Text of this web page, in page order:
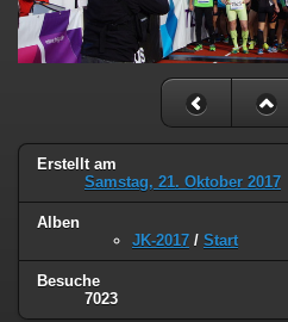
Erstellt am
Samstag, 21. Oktober 2017
Alben
JK-2017 / Start
Besuche
7023